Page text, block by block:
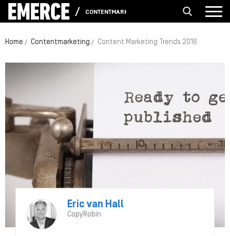
CONTENTMARKETING
Home Contentmarketing Content Marketing Trends 2016
Eric van Hall
CopyRobin